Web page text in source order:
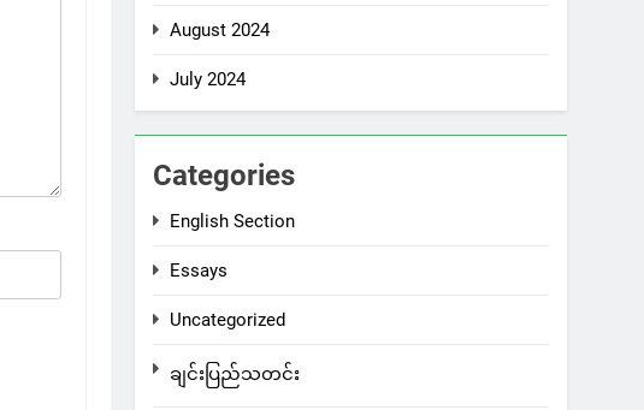
August 2024
July 2024
Categories
English Section
Essays
Uncategorized
ချင်းပြည်သတင်း